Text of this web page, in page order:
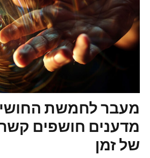
מעבר לחמשת
מדענים חושפים
של זמן